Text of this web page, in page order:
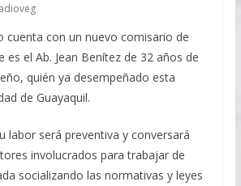
cuenta con un nuevo comisario de
es el Ab. Jean Benítez de 32 años de
quién ya desempeñado esta
de Guayaquil.
labor será preventiva y conversará
involucrados para trabajar de
socializando las normativas y leyes